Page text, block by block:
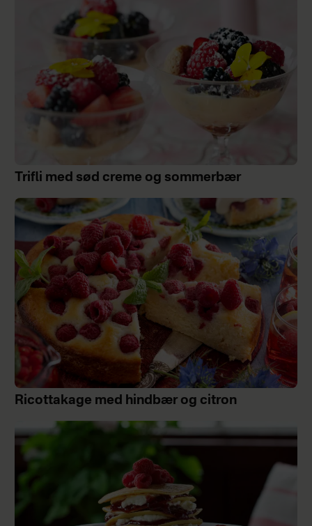
Trifli med sød creme og sommerbær
Ricottakage med hindbær og citron